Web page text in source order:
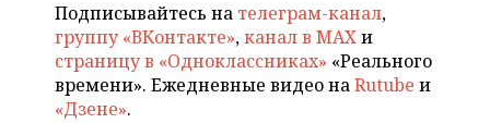
Подписывайтесь на телеграм-канал,
группу «ВКонтакте»,канал в MAXи
страницу в «Одноклассниках» «Реального
времени». Ежедневные видео наRutube и
«Дзене».